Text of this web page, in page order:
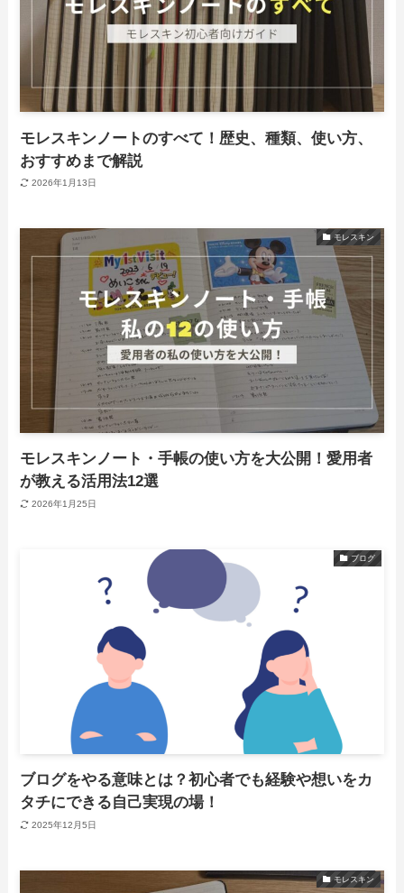
モレスキンノートのすべて！歴史、種類、使い方、
おすすめまで解説
2026年1月13日
モレスキン
モレスキンノート・手帳の使い方を大公開！愛用者
が教える活用法12選
2026年1月25日
ブログ
ブログをやる意味とは？初心者でも経験や想いをカ
タチにできる自己実現の場！
2025年12月5日
モレスキン